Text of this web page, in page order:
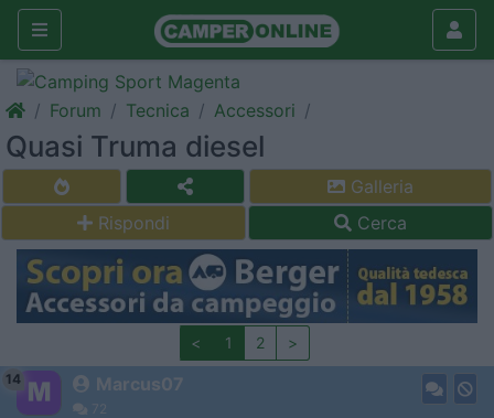
Forum Tecnica Accessori
Quasi Truma diesel
Galleria
Rispondi
Cerca
< 1 2 >
14 Marcus07
72